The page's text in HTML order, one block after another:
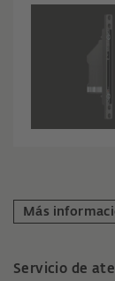
Más
Servicio de